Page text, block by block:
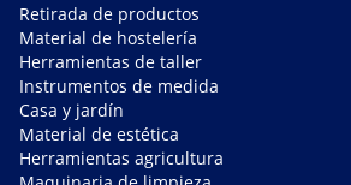
Retirada de productos
Material de hostelería
Herramientas de taller
Instrumentos de medida
Casa y jardín
Material de estética
Herramientas agricultura